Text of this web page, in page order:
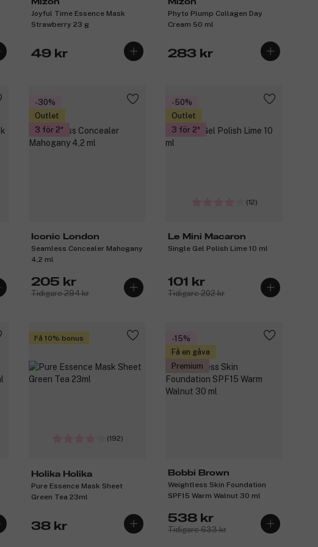
Mizon
Joyful Time Essence Mask
Strawberry 23 g
49 kr
Mizon
Phyto Plump Collagen Day
Cream 50 ml
283 kr
-30%
Outlet
3 för 2
Iconic London
Seamless Concealer Mahogany
4,2 ml
205 kr
Tidigare 294 kr
-50%
Outlet
3 för 2
(12)
Le Mini Macaron
Single Gel Polish Lime 10 ml
101 kr
Tidigare 202 kr
Få 10% bonus
(192)
Holika Holika
Pure Essence Mask Sheet
Green Tea 23ml
38 kr
-15%
Få en gåva
Premium
Bobbi Brown
Weightless Skin Foundation
SPF15 Warm Walnut 30 ml
538 kr
Tidigare 633 kr